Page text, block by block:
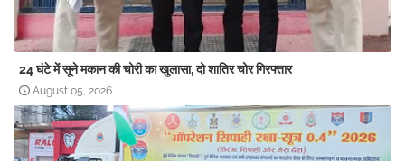
24 घंटे में सूने मकान की चोरी का खुलासा, दो शातिर चोर गिरफ्तार
August 05, 2026